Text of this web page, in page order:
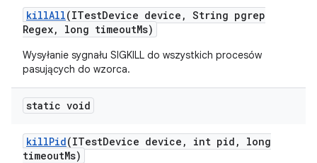
killAll(ITestDevice device , String pgrep
Regex, long timeoutMs)
Wysyłanie sygnału SIGKILL do wszystkich procesów
pasujących do wzorca.
static void
killPid(ITestDevice device , int pid ,
long
timeoutMs)